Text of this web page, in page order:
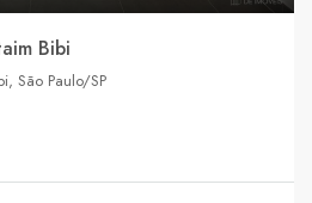
Bibi
São Paulo/SP